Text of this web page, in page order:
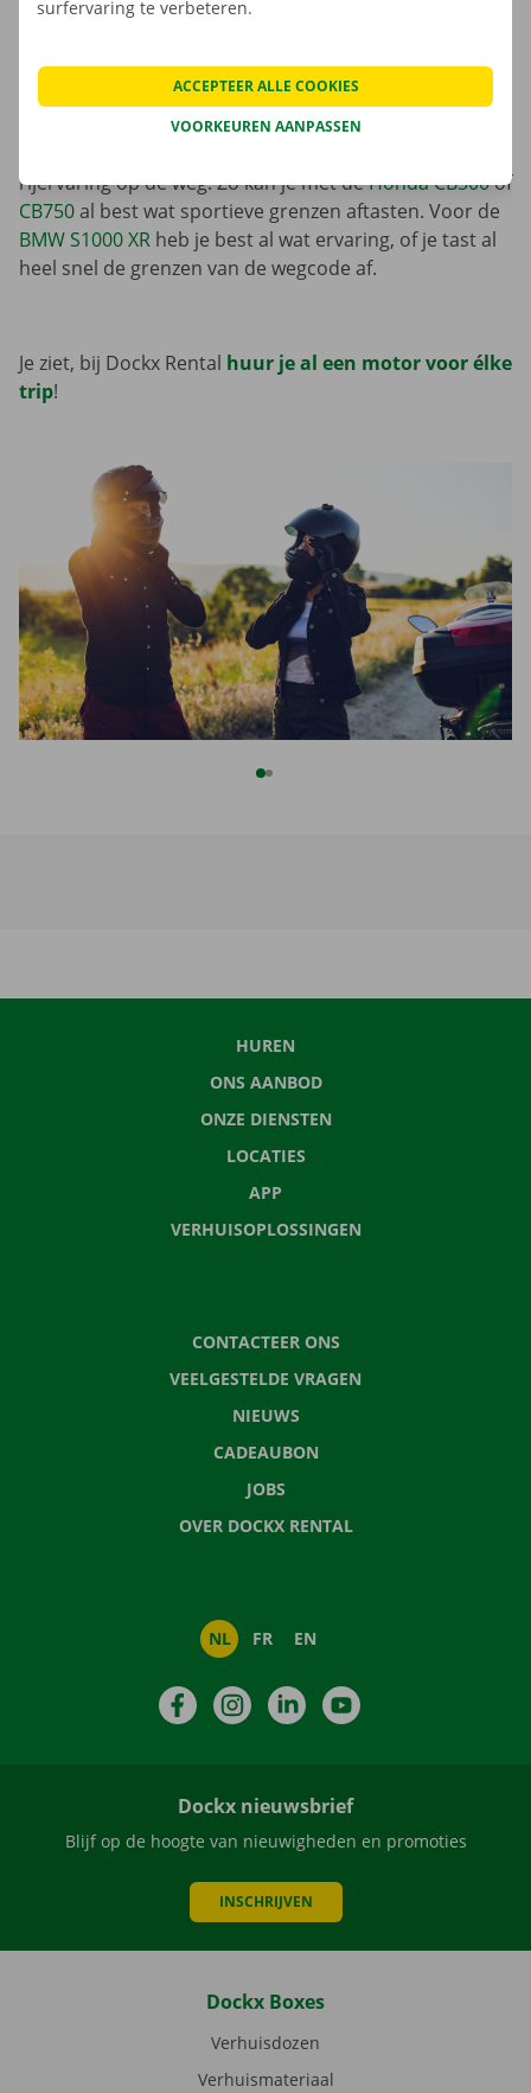
Bij sportmotoren ligt de focus op
professionele racer te zijn om te genieten van hun
aerodynamica, lichtgewicht constructie en
geavanceerde remmen en ophanging. Ook voor de
rijervaring op de weg. Zo kan je met deHonda CB300of
CB750al best wat sportieve grenzen aftasten. Voor de
BMW S1000 XR heb je best al wat ervaring, of je tast al
heel snel de grenzen van de wegcode af.
Je ziet, bij Dockx Rental huur je al een motor voor élke
trip!
HUREN
ONS AANBOD
ONZE DIENSTEN
LOCATIES
APP
VERHUISOPLOSSINGEN
CONTACTEER ONS
VEELGESTELDE VRAGEN
NIEUWS
CADEAUBON
JOBS
OVER DOCKX RENTAL
NL FR EN
FacebookInstagramLinkedIn
Dockx nieuwsbrief
Blijf op de hoogte van nieuwigheden en promoties
INSCHRIJVEN
Dockx Boxes
Verhuisdozen
Verhuismateriaal
surfervaring te verbeteren.
VOORKEUREN AANPASSEN
ACCEPTEER ALLE COOKIES